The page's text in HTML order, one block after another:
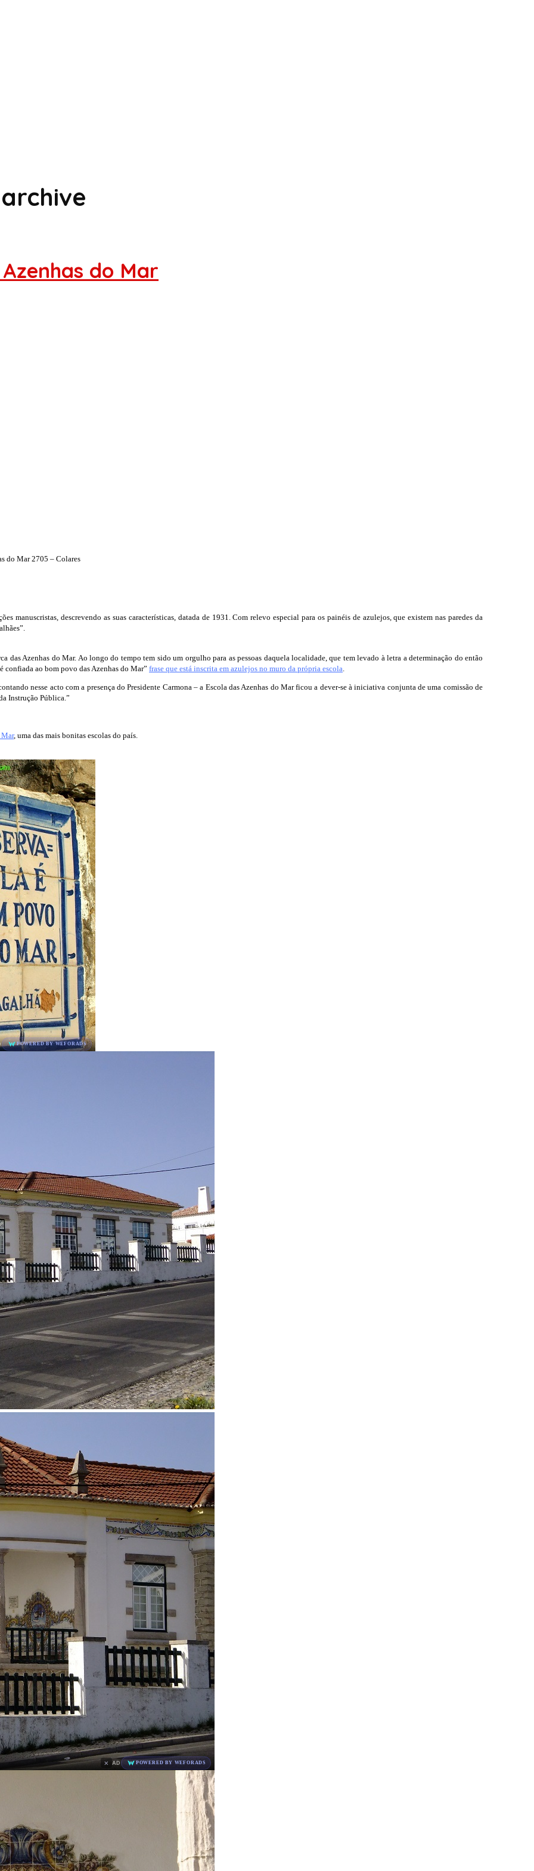
do Mar
do Mar 2705 – Colares
manuscristas, descrevendo as suas características, datada de 1931. Com relevo especial para os painéis de azulejos, que existem nas paredes da
das Azenhas do Mar. Ao longo do tempo tem sido um orgulho para as pessoas daquela localidade, que tem levado à letra a determinação do então
confiada ao bom povo das Azenhas do Mar” frase que está inscrita em azulejos no muro da própria escola
nesse acto com a presença do Presidente Carmona – a Escola das Azenhas do Mar ficou a dever-se à iniciativa conjunta de uma comissão de
Instrução Pública.”
, uma das mais bonitas escolas do país.
POWERED BY WEFORADS
× AD POWERED BY WEFORADS